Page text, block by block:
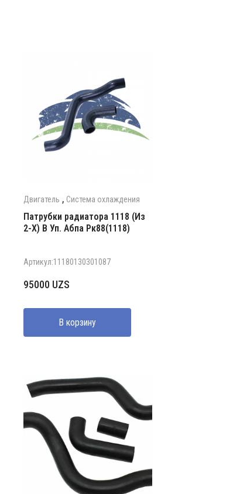
Двигатель , Система охлаждения
Патрубки радиатора 1118 (Из
2-Х) В Уп. Абпа Рк88(1118)
Артикул:11180130301087
95000 UZS
В корзину